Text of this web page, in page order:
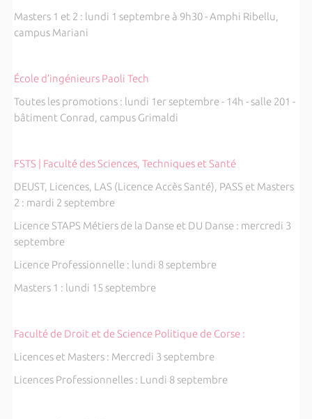
Masters 1 et 2 : lundi 1 septembre à 9h30 - Amphi Ribellu,
campus Mariani
École d’ingénieurs Paoli Tech
Toutes les promotions : lundi 1er septembre - 14h - salle 201 -
bâtiment Conrad, campus Grimaldi
FSTS | Faculté des Sciences, Techniques et Santé
DEUST, Licences, LAS (Licence Accès Santé), PASS et Masters
2 : mardi 2 septembre
Licence STAPS Métiers de la Danse et DU Danse : mercredi 3
septembre
Licence Professionnelle : lundi 8 septembre
Masters 1 : lundi 15 septembre
Faculté de Droit et de Science Politique de Corse :
Licences et Masters : Mercredi 3 septembre
Licences Professionnelles : Lundi 8 septembre